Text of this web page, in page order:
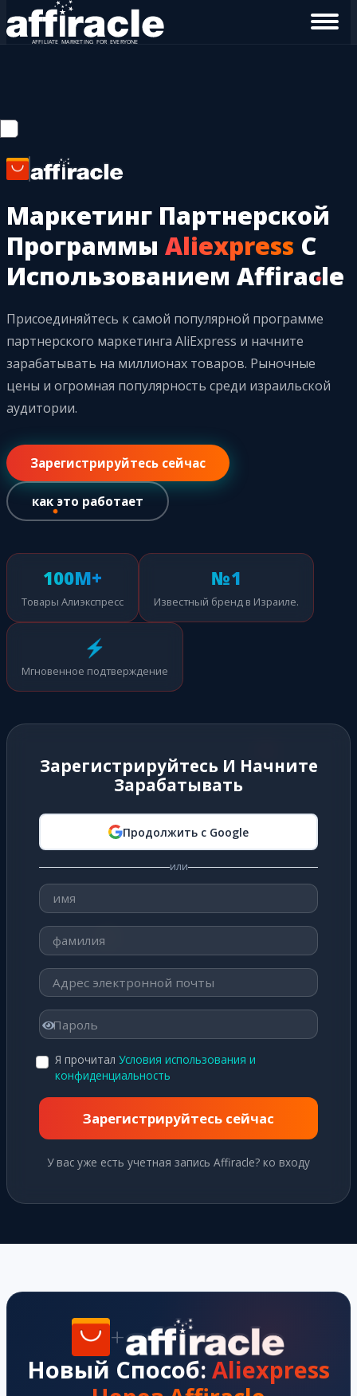
Маркетинг Партнерской
Программы Aliexpress С
Использованием Affiracle
Присоединяйтесь к самой популярной программе
партнерского маркетинга AliExpress и начните
зарабатывать на миллионах товаров. Рыночные
цены и огромная популярность среди израильской
аудитории.
Зарегистрируйтесь сейчас
как это работает
100M+
Товары Алиэкспресс
№1
Известный бренд в Израиле.
⚡
Мгновенное подтверждение
Зарегистрируйтесь И Начните
Зарабатывать
Продолжить с Google
или
Я прочитал Условия использования и
конфиденциальность
Зарегистрируйтесь сейчас
У вас уже есть учетная запись Affiracle? ко входу
+
Новый Способ: Aliexpress